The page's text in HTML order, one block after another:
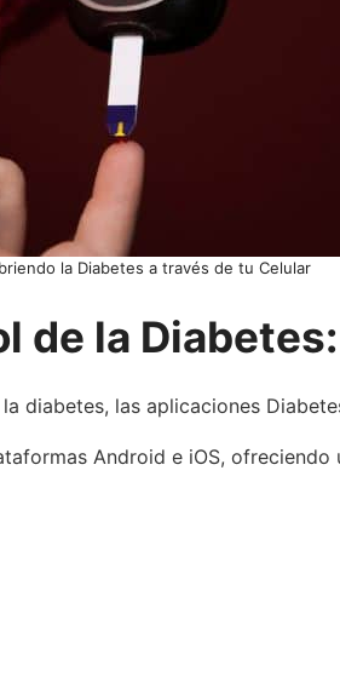
la Diabetes a través de tu Celular
de la
diabetes, las aplicaciones
Android e iOS,